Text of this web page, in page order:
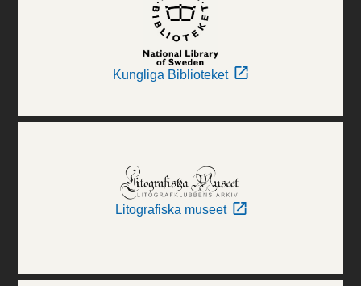
Kungliga Biblioteket
Litografiska museet